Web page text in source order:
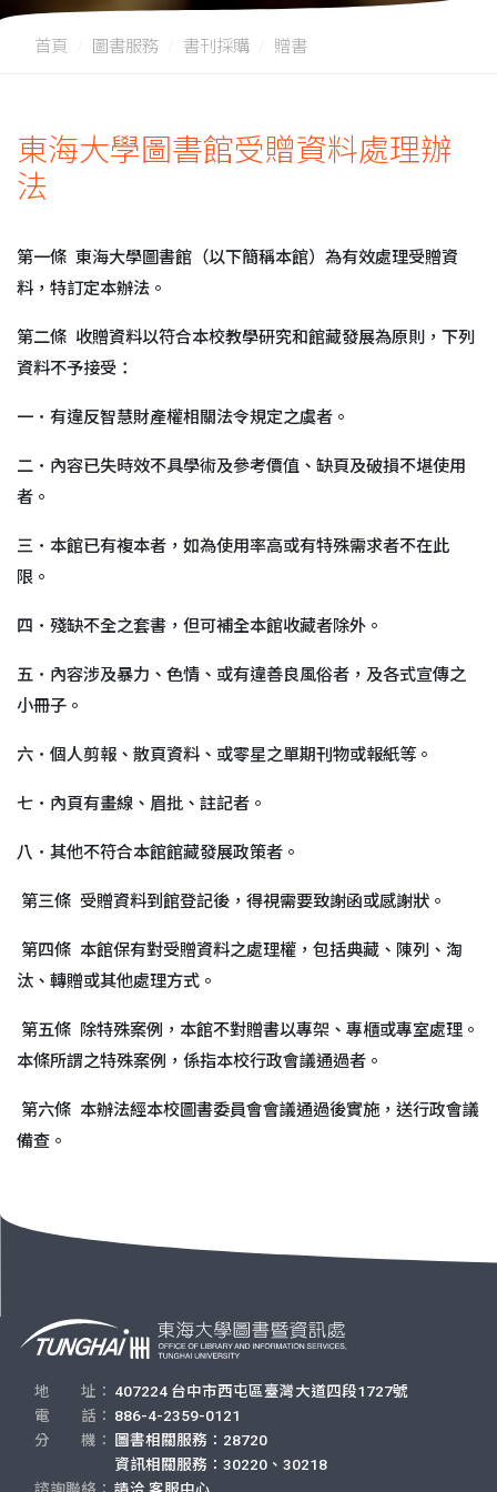
首頁 圖書服務 書刊採購 贈書
東海大學圖書館受贈資料處理辦
法
第一條 東海大學圖書館（以下簡稱本館）為有效處理受贈資
料，特訂定本辦法。
第二條 收贈資料以符合本校教學研究和館藏發展為原則，下列
資料不予接受：
一．有違反智慧財產權相關法令規定之虞者。
二．內容已失時效不具學術及參考價值、缺頁及破損不堪使用
者。
三．本館已有複本者，如為使用率高或有特殊需求者不在此
限。
四．殘缺不全之套書，但可補全本館收藏者除外。
五．內容涉及暴力、色情、或有違善良風俗者，及各式宣傳之
小冊子。
六．個人剪報、散頁資料、或零星之單期刊物或報紙等。
七．內頁有畫線、眉批、註記者。
八．其他不符合本館館藏發展政策者。
第三條 受贈資料到館登記後，得視需要致謝函或感謝狀。
第四條 本館保有對受贈資料之處理權，包括典藏、陳列、淘
汰、轉贈或其他處理方式。
第五條 除特殊案例，本館不對贈書以專架、專櫃或專室處理。
本條所謂之特殊案例，係指本校行政會議通過者。
第六條 本辦法經本校圖書委員會會議通過後實施，送行政會議
備查。
地 址： 407224 台中市西屯區臺灣大道四段1727號
電 話： 886-4-2359-0121
分 機：
圖書相關服務：28720
資訊相關服務：30220、30218